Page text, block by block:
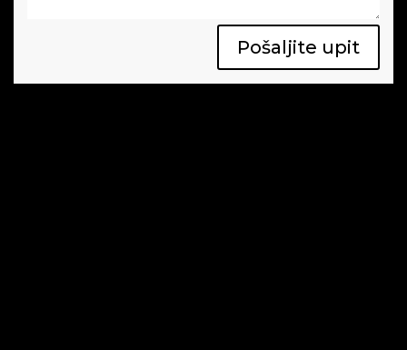
Pošaljite upit